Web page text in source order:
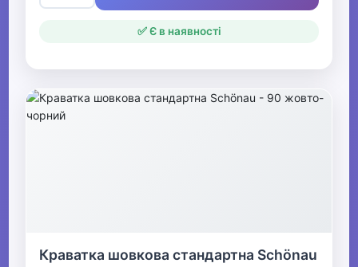
✅ Є в наявності
Краватка шовкова стандартна Schönau